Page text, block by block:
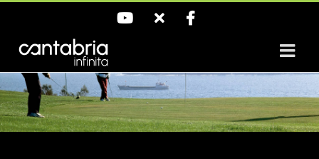
Saltar
YouTube
X Facebook